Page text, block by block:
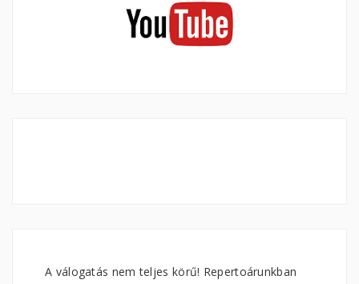
A válogatás nem teljes körű! Repertoárunkban